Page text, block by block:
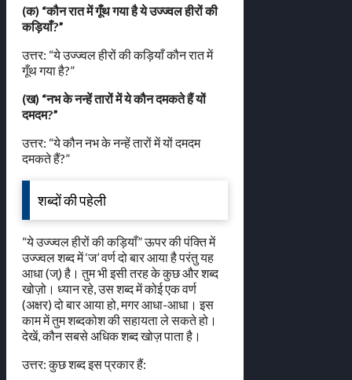
(क) “कौन रात में गूँथ गया है ये उज्ज्वल हीरों की
कड़ियाँ?”
उत्तर: “ये उज्ज्वल हीरों की कड़ियाँ कौन रात में
गूँथ गया है?”
(ख) “नभ के नन्हें तारों में ये कौन दमकते हैं यों
दमदम?”
उत्तर: “ये कौन नभ के नन्हें तारों में यों दमदम
दमकते हैं?”
शब्दों की पहेली
“ये उज्ज्वल हीरों की कड़ियाँ” ऊपर की पंक्ति में
उज्ज्वल शब्द में ‘ज’ वर्ण दो बार आया है परंतु यह
आधा (ज्) है। तुम भी इसी तरह के कुछ और शब्द
खोज़ो। ध्यान रहे, उस शब्द में कोई एक वर्ण
(अक्षर) दो बार आया हो, मगर आधा-आधा। इस
काम में तुम शब्दकोश की सहायता ले सकते हो।
देखें, कौन सबसे अधिक शब्द खोज़ पाता है।
उत्तर: कुछ शब्द इस प्रकार हैं: